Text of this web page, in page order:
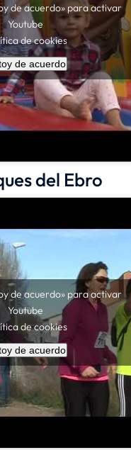
de acuerdo» para activar
Youtube
de cookies
de acuerdo
del Ebro
de acuerdo» para activar
Youtube
de cookies
de acuerdo